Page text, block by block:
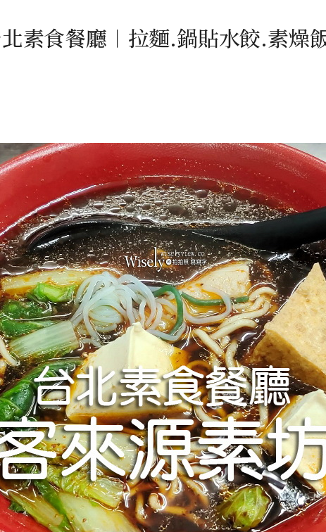
素食餐廳︱拉麵.鍋貼水餃.素燥